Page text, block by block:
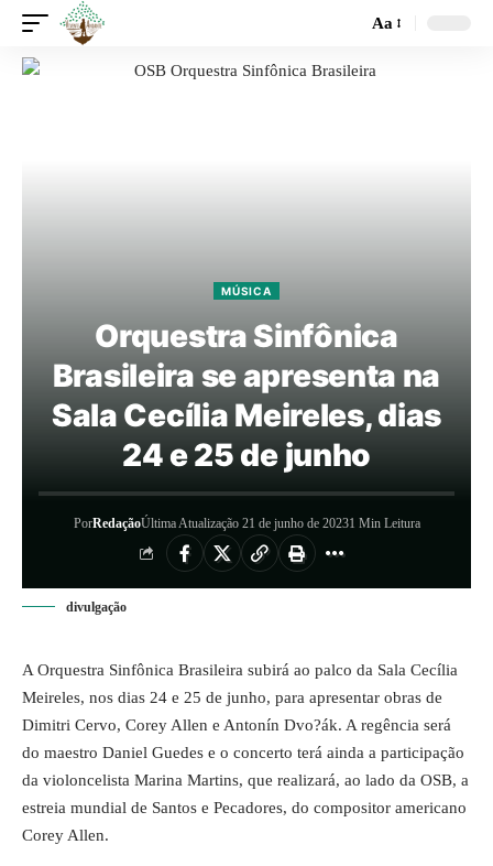
Aa
MÚSICA
Orquestra Sinfônica
Brasileira se apresenta na
Sala Cecília Meireles, dias
24 e 25 de junho
PorRedaçãoÚltima Atualização 21 de junho de 20231 Min Leitura
divulgação
A Orquestra Sinfônica Brasileira subirá ao palco da Sala Cecília
Meireles, nos dias 24 e 25 de junho, para apresentar obras de
Dimitri Cervo, Corey Allen e Antonín Dvo?ák. A regência será
do maestro Daniel Guedes e o concerto terá ainda a participação
da violoncelista Marina Martins, que realizará, ao lado da OSB, a
estreia mundial de Santos e Pecadores, do compositor americano
Corey Allen.